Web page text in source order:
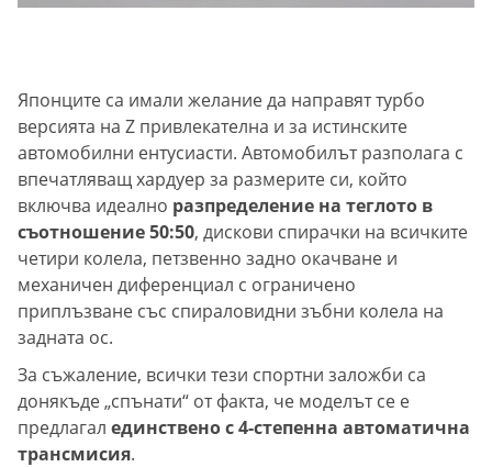
Японците са имали желание да направят турбо
версията на Z привлекателна и за истинските
автомобилни ентусиасти. Автомобилът разполага с
впечатляващ хардуер за размерите си, който
включва идеално разпределение на теглото в
съотношение 50:50, дискови спирачки на всичките
четири колела, петзвенно задно окачване и
механичен диференциал с ограничено
приплъзване със спираловидни зъбни колела на
задната ос.
За съжаление, всички тези спортни заложби са
донякъде „спънати“ от факта, че моделът се е
предлагал единствено с 4-степенна автоматична
трансмисия.